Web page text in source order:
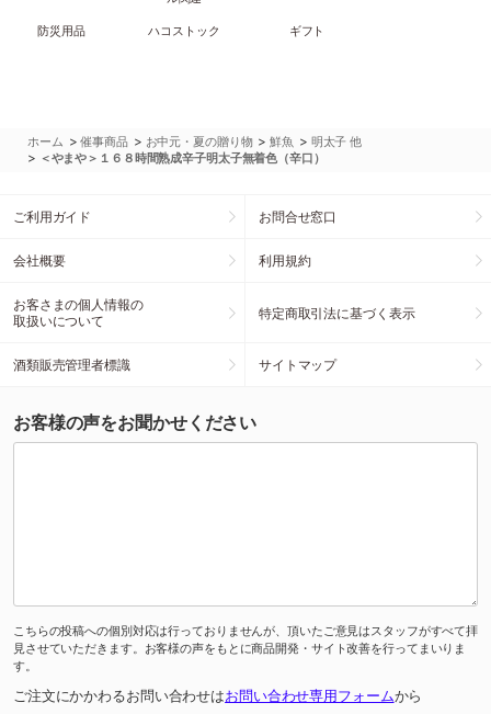
防災用品 ハコストック ギフト
ホーム >催事商品 > お中元・夏の贈り物 >鮮魚 > 明太子 他
> ＜やまや＞１６８時間熟成辛子明太子無着色（辛口）
ご利用ガイド お問合せ窓口
会社概要 利用規約
お客さまの個人情報の
取扱いについて
特定商取引法に基づく表示
酒類販売管理者標識 サイトマップ
お客様の声をお聞かせください
こちらの投稿への個別対応は行っておりませんが、頂いたご意見はスタッフがすべて拝
見させていただきます。お客様の声をもとに商品開発・サイト改善を行ってまいりま
す。
ご注文にかかわるお問い合わせはお問い合わせ専用フォームから